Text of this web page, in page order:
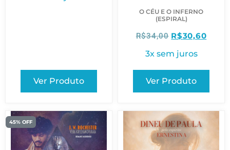
Ver Produto
O CÉU E O INFERNO
(ESPIRAL)
R$34,00 R$30,60
3x sem juros
Ver Produto
45% OFF